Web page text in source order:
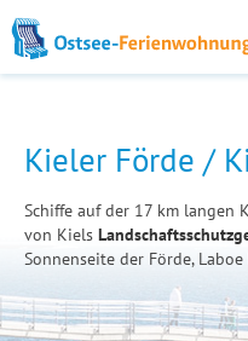
Kieler Förde /
Schiffe auf der 17 km langen
von Kiels
Sonnenseite der Förde, Laboe